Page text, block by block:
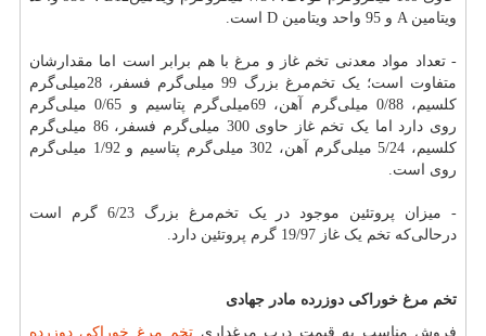
ویتامین A و 95 واحد ویتامین D است
- تعداد مواد معدنی تخم غاز و مرغ با هم برابر است اما مقدارشان
متفاوت است؛ یک تخم‌مرغ بزرگ 99 میلی‌گرم فسفر، 28میلی‌گرم
کلسیم، 0/88 میلی‌گرم آهن، 69میلی‌گرم پتاسیم و 0/65 میلی‌گرم
روی دارد اما یک تخم غاز حاوی 300 میلی‌گرم فسفر، 86 میلی‌گرم
کلسیم، 5/24 میلی‌گرم آهن، 302 میلی‌گرم پتاسیم و 1/92 میلی‌گرم
روی است
- میزان پروتئین موجود در یک تخم‌مرغ بزرگ 6/23 گرم است
درحالی‌که تخم یک غاز 19/97 گرم پروتئین دارد
تخم مرغ خوراکی دوزرده مادر جهادی
فروش مناسب به قیمت درب مرغداری تخم مرغ خوراکی دوزرده